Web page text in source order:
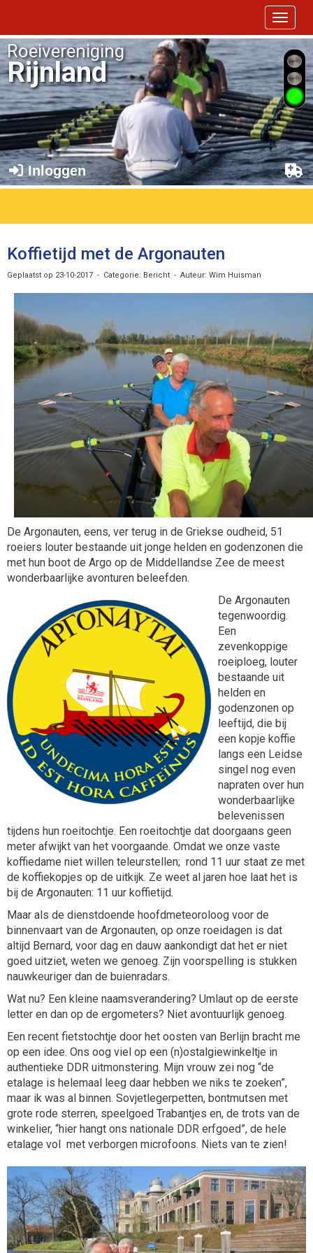
Toggle
Roeivereniging
Rijnland
Inloggen
Koffietijd met de Argonauten
Geplaatst op 23-10-2017 - Categorie: Bericht - Auteur: Wim Huisman
De Argonauten, eens, ver terug in de Griekse oudheid, 51
roeiers louter bestaande uit jonge helden en godenzonen die
met hun boot de Argo op de Middellandse Zee de meest
wonderbaarlijke avonturen beleefden.
De Argonauten
tegenwoordig.
Een
zevenkoppige
roeiploeg, louter
bestaande uit
helden en
godenzonen op
leeftijd, die bij
een kopje koffie
langs een Leidse
singel nog even
napraten over hun
wonderbaarlijke
belevenissen
tijdens hun roeitochtje. Een roeitochtje dat doorgaans geen
meter afwijkt van het voorgaande. Omdat we onze vaste
koffiedame niet willen teleurstellen; rond 11 uur staat ze met
de koffiekopjes op de uitkijk. Ze weet al jaren hoe laat het is
bij de Argonauten: 11 uur koffietijd.
Maar als de dienstdoende hoofdmeteoroloog voor de
binnenvaart van de Argonauten, op onze roeidagen is dat
altijd Bernard, voor dag en dauw aankondigt dat het er niet
goed uitziet, weten we genoeg. Zijn voorspelling is stukken
nauwkeuriger dan de buienradars.
Wat nu? Een kleine naamsverandering? Umlaut op de eerste
letter en dan op de ergometers? Niet avontuurlijk genoeg.
Een recent fietstochtje door het oosten van Berlijn bracht me
op een idee. Ons oog viel op een (n)ostalgiewinkeltje in
authentieke DDR uitmonstering. Mijn vrouw zei nog “de
etalage is helemaal leeg daar hebben we niks te zoeken”,
maar ik was al binnen. Sovjetlegerpetten, bontmutsen met
grote rode sterren, speelgoed Trabantjes en, de trots van de
winkelier, “hier hangt ons nationale DDR erfgoed”, de hele
etalage vol met verborgen microfoons. Niets van te zien!